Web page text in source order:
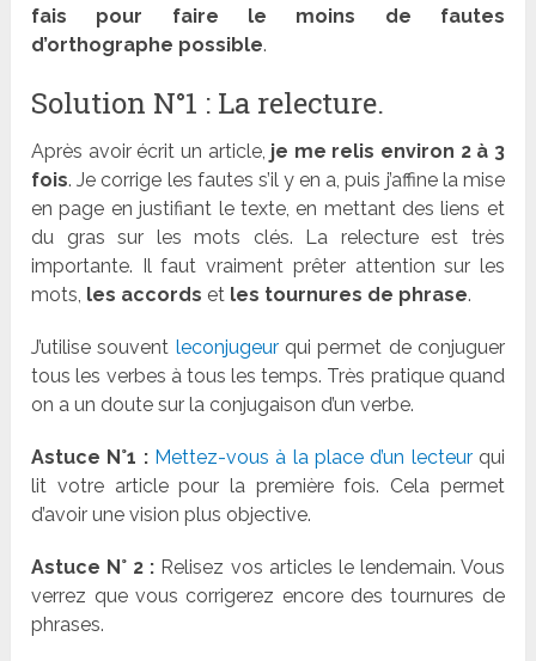
fais pour faire le moins de fautes
d’orthographe possible.
Solution N°1 : La relecture.
Après avoir écrit un article, je me relis environ 2 à 3
fois. Je corrige les fautes s’il y en a, puis j’affine la mise
en page en justifiant le texte, en mettant des liens et
du gras sur les mots clés. La relecture est très
importante. Il faut vraiment prêter attention sur les
mots, les accords et les tournures de phrase.
J’utilise souvent leconjugeurqui permet de conjuguer
tous les verbes à tous les temps. Très pratique quand
on a un doute sur la conjugaison d’un verbe.
Astuce N°1 : Mettez-vous à la place d’un lecteurqui
lit votre article pour la première fois. Cela permet
d’avoir une vision plus objective.
Astuce N° 2 : Relisez vos articles le lendemain. Vous
verrez que vous corrigerez encore des tournures de
phrases.